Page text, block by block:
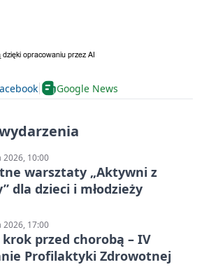
Google News
2026, 10:00
warsztaty „Aktywni z
dla dzieci i młodzieży
2026, 17:00
krok przed chorobą – IV
Profilaktyki Zdrowotnej